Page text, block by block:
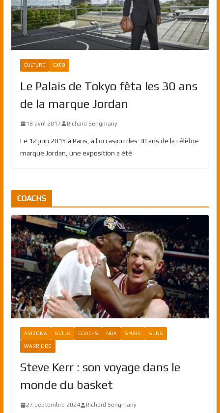
CULTURE EXPO
Le Palais de Tokyo fêta les 30 ans
de la marque Jordan
18 avril 2017 Richard Sengmany
Le 12 juin 2015 à Paris, à l’occasion des 30 ans de la célèbre
marque Jordan, une exposition a été
COACHS
ARIZONA BULLS COACHS NBA SPURS SUNS
WARRIORS
Steve Kerr : son voyage dans le
monde du basket
27 septembre 2024 Richard Sengmany